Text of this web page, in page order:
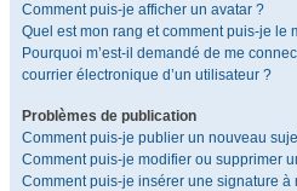
Comment puis-je afficher un avatar ?
Quel est mon rang et comment puis-je le
Pourquoi m’est-il demandé de me
courrier électronique d’un utilisateur ?
Problèmes de publication
Comment puis-je publier un nouveau
Comment puis-je modifier ou supprimer
Comment puis-je insérer une signature à